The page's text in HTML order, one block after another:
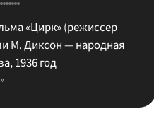
«Цирк» (режиссер
М. Диксон — народная
1936 год